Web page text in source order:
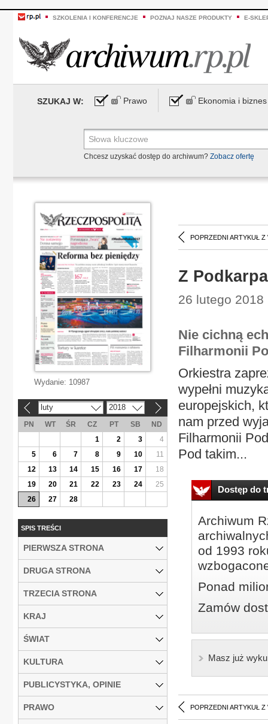
SZKOLENIA I KONFERENCJE POZNAJ NASZE PRODUKTY E-
SZUKAJ W: Prawo Ekonomia i biznes
Chcesz uzyskać dostęp do archiwum? Zobacz ofertę
POPRZEDNI ARTYKUŁ Z
Z
26 lutego
Nie cichną
Filharmonii
Orkiestra
wypełni
europejskich,
nam przed
Filharmonii
Pod takim...
Dostęp do
Archiwum
od 1993
Ponad
Zamów
Masz już
POPRZEDNI ARTYKUŁ Z
Wydanie: 10987
luty 2018
PN WT ŚR CZ PT SB
ND
1
2 3
4
5
6 7 8 9 10
11
12
13 14 15 16 17
18
19
20 21 22 23 24
25
26
27 28
SPIS TREŚCI
PIERWSZA STRONA
DRUGA STRONA
TRZECIA STRONA
KRAJ
ŚWIAT
KULTURA
PUBLICYSTYKA, OPINIE
PRAWO